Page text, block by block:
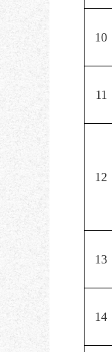
10
11
12
13
14